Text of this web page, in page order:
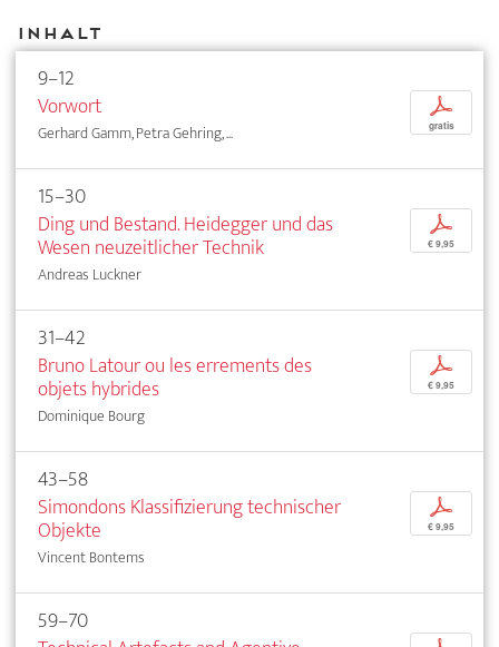
Inhalt
9–12
Vorwort
Gerhard Gamm, Petra Gehring, ...
p
gratis
15–30
Ding und Bestand. Heidegger und das
Wesen neuzeitlicher Technik
Andreas Luckner
p
€ 9,95
31–42
Bruno Latour ou les errements des
objets hybrides
Dominique Bourg
p
€ 9,95
43–58
Simondons Klassifizierung technischer
Objekte
Vincent Bontems
p
€ 9,95
59–70